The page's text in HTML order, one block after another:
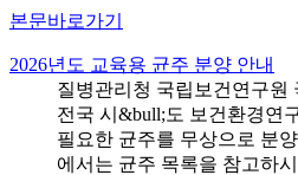
본문바로가기
2026년도 교육용 균주 분양 안내
질병관리청 국립보건연구원
전국 시&bull;도 보건환경연
필요한 균주를 무상으로 분
에서는 균주 목록을 참고하